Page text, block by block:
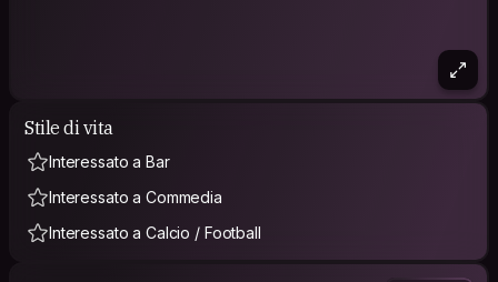
Stile di vita
Interessato a Bar
Interessato a Commedia
Interessato a Calcio / Football